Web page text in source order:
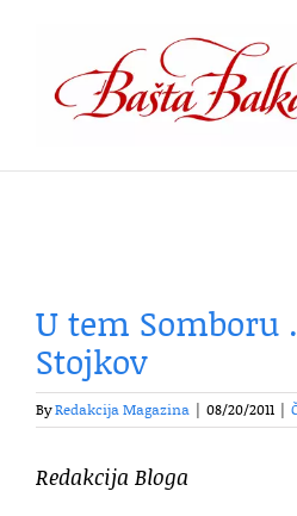
content
U tem Somboru
Stojkov
ByRedakcija Magazina 08/20/2011
Redakcija Bloga